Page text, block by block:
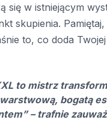
się w istniejącym
skupienia.
to, co doda
to mistrz
bogatą
– trafnie